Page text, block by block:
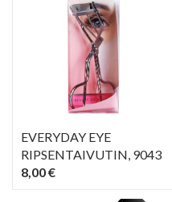
EVERYDAY EYE
RIPSENTAIVUTIN, 9043
8,00 €